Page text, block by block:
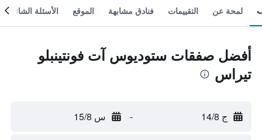
لمحة عن التقييمات فنادق مشابهة الموقع الأسئلة الشائعة
أفضل صفقات ستوديوس آت فونتينبلو
تيراس
ج 14/8 - س 15/8